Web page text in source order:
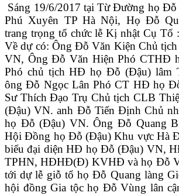
Sáng 19/6/2017 tại Từ Đường họ Đỗ
Phú Xuyên TP Hà Nội, Họ Đỗ
trang trọng tổ chức lễ Kị nhật Cụ Tổ
Về dự có: Ông Đỗ Văn Kiện Chủ
VN, Ông Đỗ Văn Hiện Phó CTHĐ
Phó chủ tịch HĐ họ Đỗ (Đậu) lâm
ông Đỗ Ngọc Lân Phó CT HĐ họ
Sư Thích Đạo Trụ Chủ tịch CLB
(Đậu) VN. anh Đỗ Tiến Định Chủ
họ Đỗ (Đậu) VN. Ông Đỗ Quang
Hội Đồng họ Đỗ (Đậu) Khu vực Hà
biểu đại diện HĐ họ Đỗ (Đậu) VN,
TPHN, HĐHĐ(Đ) KVHĐ và họ Đỗ
tới dự lễ giỗ tổ họ Đỗ Quang làng
hội đồng Gia tộc họ Đỗ Vùng lân